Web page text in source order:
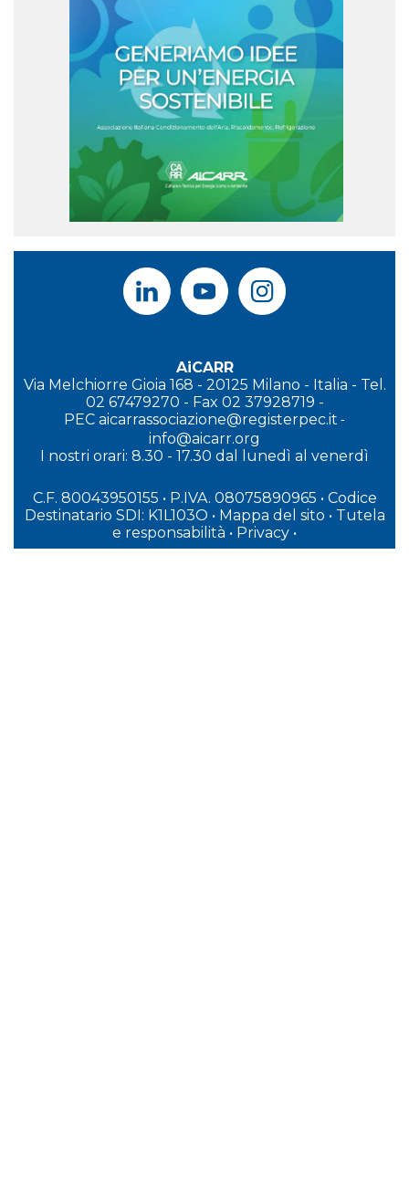
AiCARR
Via Melchiorre Gioia 168 - 20125 Milano - Italia - Tel.
02 67479270 - Fax 02 37928719 -
PEC aicarrassociazione@registerpec.it -
info@aicarr.org
I nostri orari: 8.30 - 17.30 dal lunedì al venerdì
C.F. 80043950155 • P.IVA. 08075890965 • Codice
Destinatario SDI: K1L103O • Mappa del sito • Tutela
e responsabilità • Privacy •